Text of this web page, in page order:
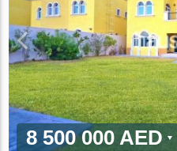
8 500 000 AED